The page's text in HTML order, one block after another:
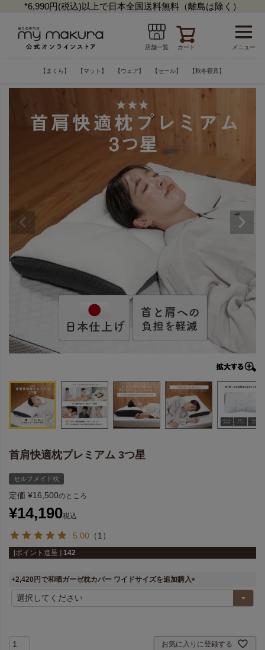
*6,990円(税込)以上で日本全国送料無料（離島は除く）
店舗一覧 カート メニュー
【まくら】 【マット】 【ウェア】 【セール】 【秋冬寝具】
首肩快適枕プレミアム 3つ星
セルフメイド枕
定価 ¥16,500のところ
¥14,190税込
5.00 （1 ）
[ポイント進呈 ] 142
+2,420円で和晒ガーゼ枕カバー ワイドサイズを追加購入
(
お気に入りに登録する